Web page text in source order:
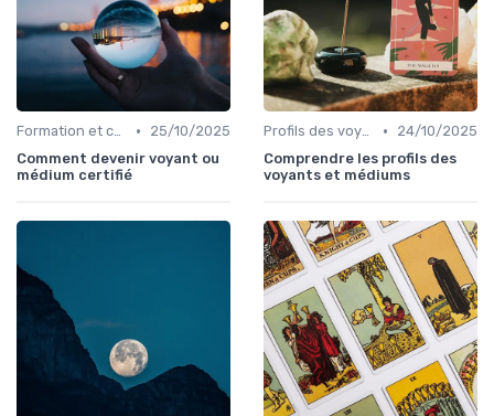
Formation et certification •
25/10/2025
Comment devenir voyant ou
médium certifié
Profils des voyants •
24/10/2025
Comprendre les profils des
voyants et médiums